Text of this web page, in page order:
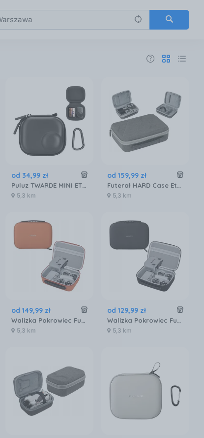
od 34,99 zł
Puluz TWARDE MINI ETUI EVA DO DJI OSMO NANO (CZARNE)
5,3 km
od 159,99 zł
Futerał HARD Case Etui Pokrowiec Walizka DJI Mini 5 Pro + Pilot RC2 RC-N3 / N5P-B087-D
5,3 km
od 149,99 zł
Walizka Pokrowiec Futerał Case do na DJI NEO + Kontroler Pilot + Akcesoria - Pomarańczowy / NE-B864
5,3 km
od 129,99 zł
Walizka Pokrowiec Futerał Case do na DJI NEO + Kontroler Pilot + Akcesoria - Czarny / NE-B864
5,3 km